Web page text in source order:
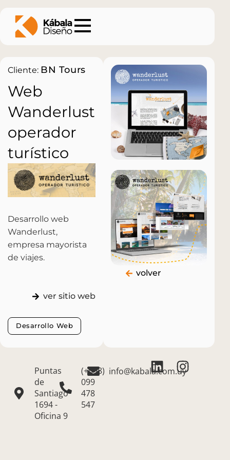
Cliente: BN Tours
Web
Wanderlust
operador
turístico
Desarrollo web
Wanderlust,
empresa mayorista
de viajes.
ver sitio web
Desarrollo Web
volver
Puntas
de
Santiago
1694 -
Oficina 9
(+598)
099
478
547
info@kabala.com.uy